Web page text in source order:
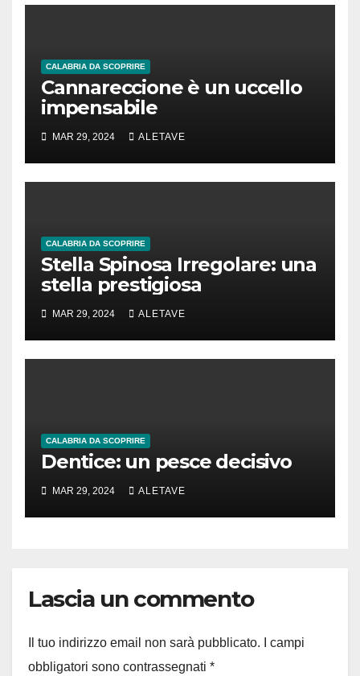
CALABRIA DA SCOPRIRE
Cannareccione è un uccello
impensabile
MAR 29, 2024 ALETAVE
CALABRIA DA SCOPRIRE
Stella Spinosa Irregolare: una
stella prestigiosa
MAR 29, 2024 ALETAVE
CALABRIA DA SCOPRIRE
Dentice: un pesce decisivo
MAR 29, 2024 ALETAVE
Lascia un commento
Il tuo indirizzo email non sarà pubblicato.
I campi
obbligatori sono contrassegnati *